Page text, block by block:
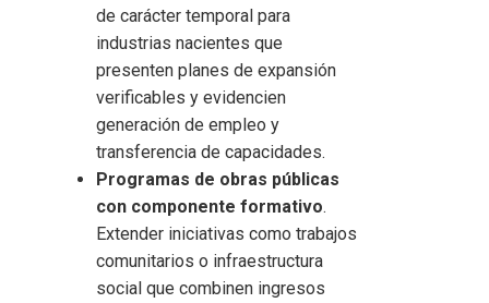
de carácter temporal para
industrias nacientes que
presenten planes de expansión
verificables y evidencien
generación de empleo y
transferencia de capacidades.
Programas de obras públicas
con componente formativo.
Extender iniciativas como trabajos
comunitarios o infraestructura
social que combinen ingresos